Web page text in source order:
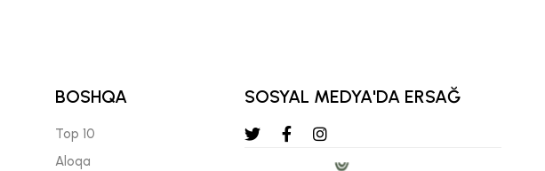
BOSHQA
Top 10
Aloqa
SOSYAL MEDYA'DA ERSAĞ